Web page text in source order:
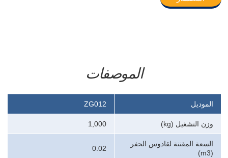
الموصفات
الموديل ZG012
وزن التشغيل (kg) 1,000
السعة المقننة لقادوس الحفر
(m3)
0.02